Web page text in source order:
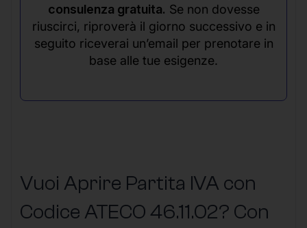
consulenza gratuita. Se non dovesse
riuscirci, riproverà il giorno successivo e in
seguito riceverai un’email per prenotare in
base alle tue esigenze.
Vuoi Aprire Partita IVA con
Codice ATECO 46.11.02? Con